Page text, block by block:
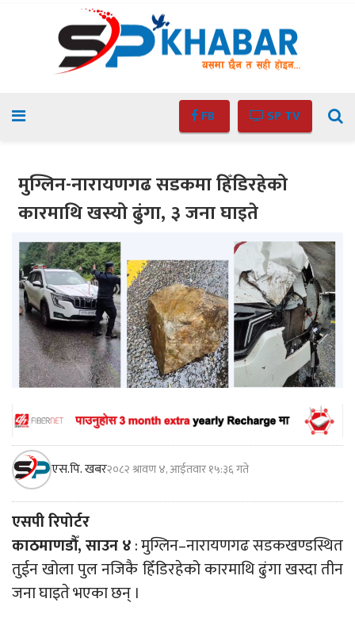
FB SP TV
मुग्लिन-नारायणगढ सडकमा हिँडिरहेको
कारमाथि खस्यो ढुंगा, ३ जना घाइते
एस.पि. खबर२०८२ श्रावण ४, आईतवार १५:३६ गते
एसपी रिपोर्टर
काठमाणडौँ, साउन ४: मुग्लिन–नारायणगढ सडकखण्डस्थित
तुईन खोला पुल नजिकै हिँडिरहेको कारमाथि ढुंगा खस्दा तीन
जना घाइते भएका छन् ।